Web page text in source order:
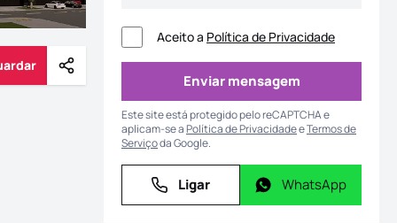
Guardar Partilhar
Aceito a Política de Privacidade
Enviar mensagem
Enviar mensagem
Este site está protegido pelo reCAPTCHA e
aplicam-se aPolítica de PrivacidadeeTermos de
Serviçoda Google.
Ligar
Ligar WhatsApp
WhatsApp